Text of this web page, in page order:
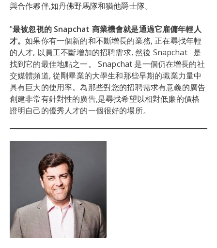
與合作夥伴,如丹佛野馬隊和猶他爵士隊。
"最被忽視的 Snapchat 商業機會就是通過它雇傭年輕人
才。如果你有一個新的和不斷增長的業務, 正在尋找年輕
的人才, 以員工不斷增加的招聘需求, 然後 Snapchat 是
找到它的最佳地點之一。 Snapchat 是一個仍在增長的社
交媒體頻道, 從剛畢業的大學生和那些早期的職業力量中
具有巨大的使用率。為那些對您的招聘需求有意義的廣告
創建非常有針對性的廣告,是尋找希望以相對低廉的價格
證明自己的優秀人才的一個很好的場所。